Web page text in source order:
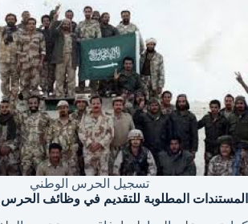
تسجيل الحرس الوطني
المستندات المطلوبة للتقديم في وظائف